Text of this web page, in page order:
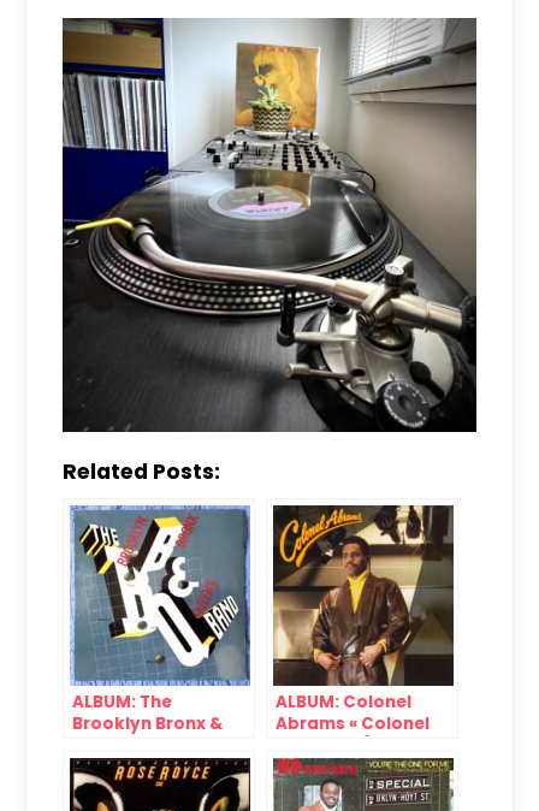
Related Posts:
ALBUM: The
Brooklyn Bronx &
B., B. & Q. Band »
(Capitol, 1981)
ALBUM: Colonel
Abrams « Colonel
1985)